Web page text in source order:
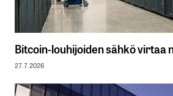
Bitcoin-louhijoiden sähkö virtaa
27.7.2026